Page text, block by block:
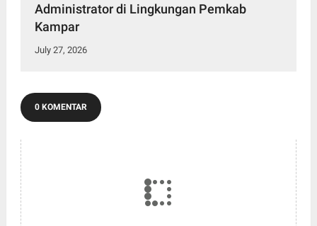
Administrator di Lingkungan Pemkab
Kampar
July 27, 2026
0 KOMENTAR